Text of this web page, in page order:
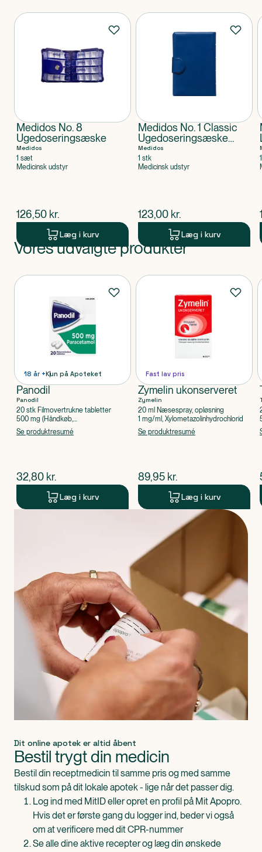
Produkter
Medidos No. 8
Ugedoseringsæske
Medidos
1 sæt
Medicinsk udstyr
$nuværende pris
126,50 kr.
Læg i kurv
Medidos No. 1 Classic
Ugedoseringsæske
Safir
Medidos
1 stk
Medicinsk udstyr
$nuværende pris
123,00 kr.
Læg i kurv
Produkt 1 af 0
Vores udvalgte produkter
Produkter
18 år +Kun på Apoteket
Panodil
Panodil
20 stk Filmovertrukne tabletter
500 mg (Håndkøb,
apoteksforbeholdt), Paracetamol
Se produktresumé
$nuværende pris
32,80 kr.
Læg i kurv
Fast lav pris
Zymelin ukonserveret
Zymelin
20 ml Næsespray, opløsning
1 mg/ml, Xylometazolinhydrochlorid
Se produktresumé
$nuværende pris
89,95 kr.
Læg i kurv
Dit online apotek er altid åbent
Bestil trygt din medicin
Bestil din receptmedicin til samme pris og med samme
tilskud som på dit lokale apotek - lige når det passer dig.
Log ind med MitID eller opret en profil på Mit Apopro.
Hvis det er første gang du logger ind, beder vi også
om at verificere med dit CPR-nummer
Se alle dine aktive recepter og læg din ønskede